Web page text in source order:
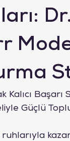
Başarı
Güçlü